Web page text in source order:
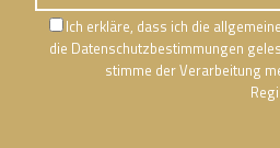
Ich erkläre, dass ich die
die Datenschutzbestimmungen
stimme der Verarbeitung